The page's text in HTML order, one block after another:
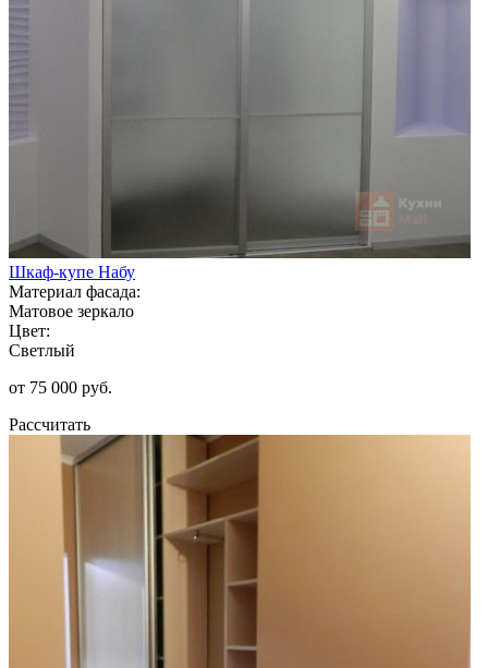
Шкаф-купе Набу
Материал фасада:
Матовое зеркало
Цвет:
Светлый
от 75 000 руб.
Рассчитать